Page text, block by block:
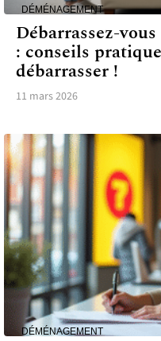
DÉMÉNAGEMENT
Débarrassez-
: conseils
débarrasser !
11 mars 2026
DÉMÉNAGEMENT